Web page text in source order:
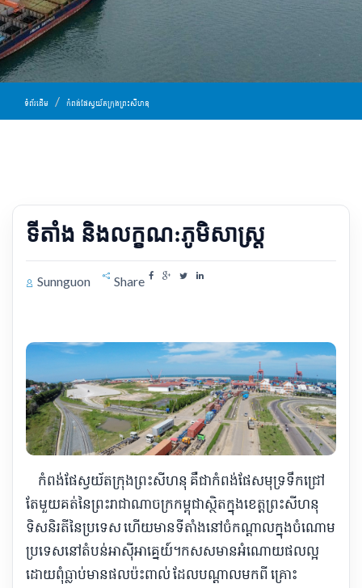
ទំព័រដើម កំពង់ផែស្វយ័តក្រុងព្រះសីហនុ
ទីតាំង និងលក្ខណ:ភូមិសាស្រ្ត
Sunnguon Share
កំពង់ផែ​ស្វយ័ត​ក្រុងព្រះសីហនុ គឺជា​កំពង់ផែ​សមុទ្រ​ទឹក​ជ្រៅ​
តែមួយគត់​នៃ​ព្រះរាជាណាចក្រ​កម្ពុជា​ស្ថិតក្នុង​ខេត្ត​ព្រះសីហនុ​
ទិសនិរតី​នៃ​ប្រទេស ហើយ​មាន​ទីតាំង​នៅ​ចំ​កណ្តាល​ក្នុងចំណោម​
ប្រទេស​នៅ​តំបន់​អាស៊ីអាគ្នេយ៍​។​កសស​មាន​អំណោយផល​ល្អ
ដោយ​ពុំ​ធ្លាប់​មាន​ផលប៉ះពាល់ ដែល​បណ្តាល​មកពី គ្រោះ